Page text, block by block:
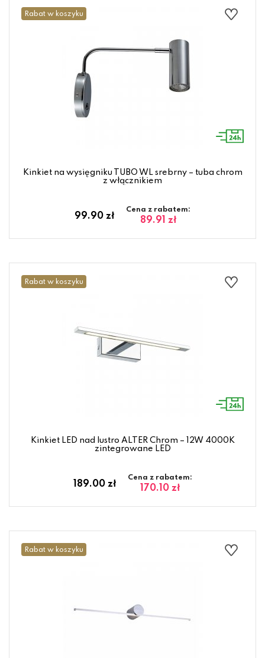
Rabat w koszyku
Kinkiet na wysięgniku TUBO WL srebrny – tuba chrom
z włącznikiem
99.90 zł
Cena z rabatem:
89.91 zł
Rabat w koszyku
Kinkiet LED nad lustro ALTER Chrom – 12W 4000K
zintegrowane LED
189.00 zł
Cena z rabatem:
170.10 zł
Rabat w koszyku